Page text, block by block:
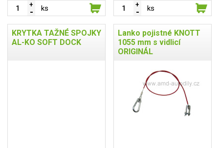
ks ks
KRYTKA TAŽNÉ SPOJKY
AL-KO SOFT DOCK
Lanko pojistné KNOTT
1055 mm s vidlicí
ORIGINÁL